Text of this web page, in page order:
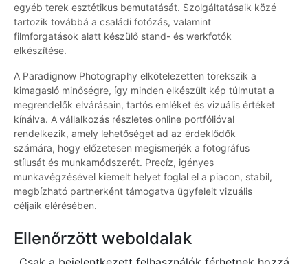
egyéb terek esztétikus bemutatását. Szolgáltatásaik közé
tartozik továbbá a családi fotózás, valamint
filmforgatások alatt készülő stand- és werkfotók
elkészítése.
A Paradignow Photography elkötelezetten törekszik a
kimagasló minőségre, így minden elkészült kép túlmutat a
megrendelők elvárásain, tartós emléket és vizuális értéket
kínálva. A vállalkozás részletes online portfólióval
rendelkezik, amely lehetőséget ad az érdeklődők
számára, hogy előzetesen megismerjék a fotográfus
stílusát és munkamódszerét. Precíz, igényes
munkavégzésével kiemelt helyet foglal el a piacon, stabil,
megbízható partnerként támogatva ügyfeleit vizuális
céljaik elérésében.
Ellenőrzött weboldalak